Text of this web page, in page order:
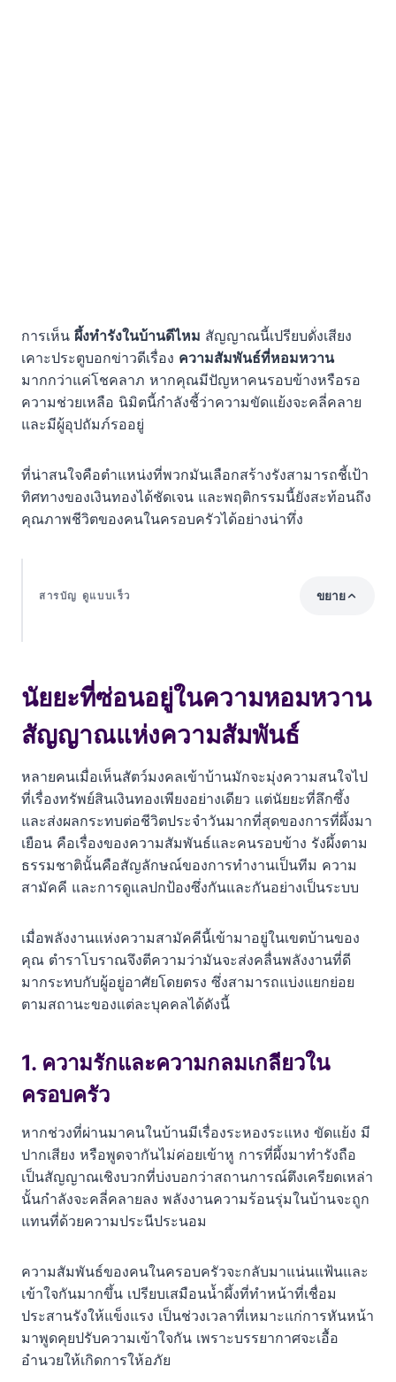
การเห็น ผึ้งทำรังในบ้านดีไหม สัญญาณนี้เปรียบดั่งเสียง
เคาะประตูบอกข่าวดีเรื่อง ความสัมพันธ์ที่หอมหวาน
มากกว่าแค่โชคลาภ หากคุณมีปัญหาคนรอบข้างหรือรอ
ความช่วยเหลือ นิมิตนี้กำลังชี้ว่าความขัดแย้งจะคลี่คลาย
และมีผู้อุปถัมภ์รออยู่
ที่น่าสนใจคือตำแหน่งที่พวกมันเลือกสร้างรังสามารถชี้เป้า
ทิศทางของเงินทองได้ชัดเจน และพฤติกรรมนี้ยังสะท้อนถึง
คุณภาพชีวิตของคนในครอบครัวได้อย่างน่าทึ่ง
สารบัญ ดูแบบเร็ว ขยาย
1. ความรักและความกลมเกลียวในครอบครัว
2. คนโสดกับการพบเจอคู่สร้างคู่สม
3. การอุปถัมภ์ค้ำชูจากผู้ใหญ่และเจ้านาย
ความเชื่อโบราณ ทำไมผึ้งถึงเป็นตัวแทนแห่งความ
มั่งคั่ง
ตำแหน่งที่ผึ้งทำรัง บอกลางดีเรื่องอะไรบ้าง
2. บนต้นไม้ใหญ่ในบริเวณบ้าน
3. ใกล้ประตูทางเข้าหลัก
มุมมองทางวิทยาศาสตร์ ทำไมผึ้งถึงเลือกบ้านคุณ
สรุปและข้อแนะนำในการอยู่ร่วมกัน
เรื่องแนะนำเพิ่มเติม
นัยยะที่ซ่อนอยู่ในความหอมหวาน
สัญญาณแห่งความสัมพันธ์
หลายคนเมื่อเห็นสัตว์มงคลเข้าบ้านมักจะมุ่งความสนใจไป
ที่เรื่องทรัพย์สินเงินทองเพียงอย่างเดียว แต่นัยยะที่ลึกซึ้ง
และส่งผลกระทบต่อชีวิตประจำวันมากที่สุดของการที่ผึ้งมา
เยือน คือเรื่องของความสัมพันธ์และคนรอบข้าง รังผึ้งตาม
ธรรมชาตินั้นคือสัญลักษณ์ของการทำงานเป็นทีม ความ
สามัคคี และการดูแลปกป้องซึ่งกันและกันอย่างเป็นระบบ
เมื่อพลังงานแห่งความสามัคคีนี้เข้ามาอยู่ในเขตบ้านของ
คุณ ตำราโบราณจึงตีความว่ามันจะส่งคลื่นพลังงานที่ดี
มากระทบกับผู้อยู่อาศัยโดยตรง ซึ่งสามารถแบ่งแยกย่อย
ตามสถานะของแต่ละบุคคลได้ดังนี้
1. ความรักและความกลมเกลียวใน
ครอบครัว
หากช่วงที่ผ่านมาคนในบ้านมีเรื่องระหองระแหง ขัดแย้ง มี
ปากเสียง หรือพูดจากันไม่ค่อยเข้าหู การที่ผึ้งมาทำรังถือ
เป็นสัญญาณเชิงบวกที่บ่งบอกว่าสถานการณ์ตึงเครียดเหล่า
นั้นกำลังจะคลี่คลายลง พลังงานความร้อนรุ่มในบ้านจะถูก
แทนที่ด้วยความประนีประนอม
ความสัมพันธ์ของคนในครอบครัวจะกลับมาแน่นแฟ้นและ
เข้าใจกันมากขึ้น เปรียบเสมือนน้ำผึ้งที่ทำหน้าที่เชื่อม
ประสานรังให้แข็งแรง เป็นช่วงเวลาที่เหมาะแก่การหันหน้า
มาพูดคุยปรับความเข้าใจกัน เพราะบรรยากาศจะเอื้อ
อำนวยให้เกิดการให้อภัย